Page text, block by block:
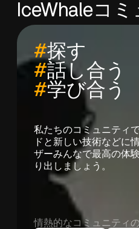
IceWhaleコ
#探す
#話し合う
#学び合う
私たちのコミュニティ
ドと新しい技術などに
ザーみんなで最高の体
り出しましょう。
情熱的なコミュニティ